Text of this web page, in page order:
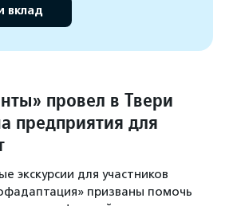
вклад
провел в Твери
предприятия для
экскурсии для участников
призваны помочь